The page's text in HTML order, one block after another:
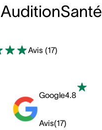
Avis (17)
Google4.8
Avis(17)